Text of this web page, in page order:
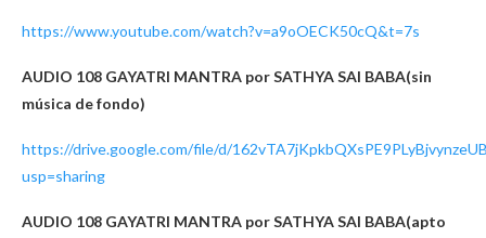
https://www.youtube.com/watch?v=a9oOECK50cQ&t=7s
AUDIO 108 GAYATRI MANTRA por SATHYA SAI BABA(sin
música de fondo)
https://drive.google.com/file/d/
usp=sharing
AUDIO 108 GAYATRI MANTRA por SATHYA SAI BABA(apto